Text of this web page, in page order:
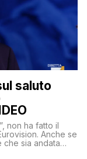
saluto
non ha fatto il
Anche se
che sia andata